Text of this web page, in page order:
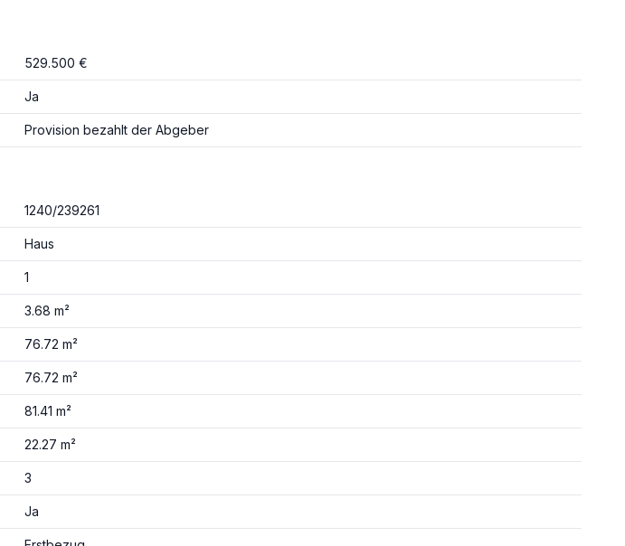
529.500 €
Ja
Provision bezahlt der Abgeber
1240/239261
Haus
1
3.68 m²
76.72 m²
76.72 m²
81.41 m²
22.27 m²
3
Ja